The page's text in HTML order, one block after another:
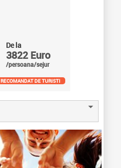
De la
3822 Euro
/persoana/sejur
RECOMANDAT DE TURISTI